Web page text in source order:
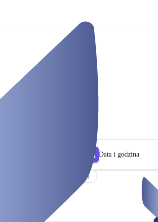
Data i godzina
Thema